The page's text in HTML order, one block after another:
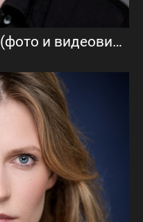
Екатерина Самиленко (фото и видеовизитка)